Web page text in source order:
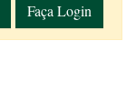
Faça Login